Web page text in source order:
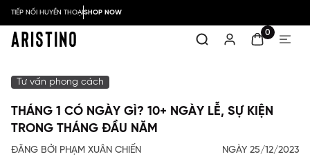
TIẾP NỐI HUYỀN THOẠISHOP NOW
0
Tư vấn phong cách
THÁNG 1 CÓ NGÀY GÌ? 10+ NGÀY LỄ, SỰ KIỆN
TRONG THÁNG ĐẦU NĂM
ĐĂNG BỞI PHẠM XUÂN CHIẾN NGÀY 25/12/2023